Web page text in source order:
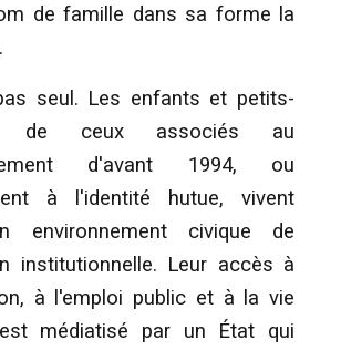
de famille dans sa forme la
seul. Les enfants et petits-
de ceux associés au
d'avant 1994, ou
à l'identité hutue, vivent
environnement civique de
institutionnelle. Leur accès à
à l'emploi public et à la vie
médiatisé par un État qui